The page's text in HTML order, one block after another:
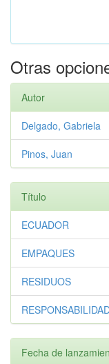
Otras
Autor
Delgado, Gabriela
Pinos, Juan
Título
ECUADOR
EMPAQUES
RESIDUOS
Fecha de